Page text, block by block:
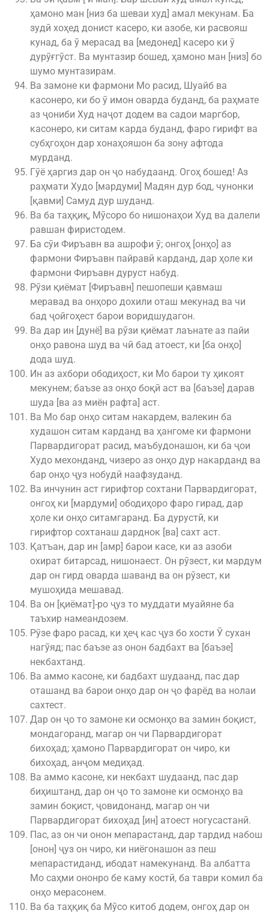
ҳамоно ман [низ ба шеваи худ] амал мекунам. Ба
зудӣ хоҳед донист касеро, ки азобе, ки расвояш
кунад, ба ӯ мерасад ва [медонед] касеро ки ӯ
дурӯғгӯст. Ва мунтазир бошед, ҳамоно ман [низ] бо
шумо мунтазирам.
Ва замоне ки фармони Мо расид, Шуайб ва
касонеро, ки бо ӯ имон оварда буданд, ба раҳмате
аз ҷониби Худ наҷот додем ва садои маргбор,
касонеро, ки ситам карда буданд, фаро гирифт ва
субҳгоҳон дар хонаҳояшон ба зону афтода
мурданд.
Гӯё ҳаргиз дар он ҷо набудаанд. Огоҳ бошед! Аз
раҳмати Худо [мардуми] Мадян дур бод, чунонки
[қавми] Самуд дур шуданд.
Ва ба таҳқиқ, Мӯсоро бо нишонаҳои Худ ва далели
равшан фиристодем.
Ба сӯи Фиръавн ва ашрофи ӯ; онгоҳ [онҳо] аз
фармони Фиръавн пайравӣ карданд, дар ҳоле ки
фармони Фиръавн дуруст набуд.
Рӯзи қиёмат [Фиръавн] пешопеши қавмаш
меравад ва онҳоро дохили оташ мекунад ва чи
бад ҷойгоҳест барои воридшудагон.
Ва дар ин [дунё] ва рӯзи қиёмат лаънате аз пайи
онҳо равона шуд ва чӣ бад атоест, ки [ба онҳо]
дода шуд.
Ин аз ахбори ободиҳост, ки Мо барои ту ҳикоят
мекунем; баъзе аз онҳо боқӣ аст ва [баъзе] дарав
шуда [ва аз миён рафта] аст.
Ва Мо бар онҳо ситам накардем, валекин ба
худашон ситам карданд ва ҳангоме ки фармони
Парвардигорат расид, маъбудонашон, ки ба ҷои
Худо мехонданд, чизеро аз онҳо дур накарданд ва
бар онҳо ҷуз нобудӣ наафзуданд.
Ва инчунин аст гирифтор сохтани Парвардигорат,
онгоҳ ки [мардуми] ободиҳоро фаро гирад, дар
ҳоле ки онҳо ситамгаранд. Ба дурустӣ, ки
гирифтор сохтанаш дарднок [ва] сахт аст.
Қатъан, дар ин [амр] барои касе, ки аз азоби
охират битарсад, нишонаест. Он рӯзест, ки мардум
дар он гирд оварда шаванд ва он рӯзест, ки
мушоҳида мешавад.
Ва он [қиёмат]-ро ҷуз то муддати муайяне ба
таъхир намеандозем.
Рӯзе фаро расад, ки ҳеҷ кас ҷуз бо хости Ӯ сухан
нагӯяд; пас баъзе аз онон бадбахт ва [баъзе]
некбахтанд.
Ва аммо касоне, ки бадбахт шудаанд, пас дар
оташанд ва барои онҳо дар он ҷо фарёд ва нолаи
сахтест.
Дар он ҷо то замоне ки осмонҳо ва замин боқист,
мондагоранд, магар он чи Парвардигорат
бихоҳад; ҳамоно Парвардигорат он чиро, ки
бихоҳад, анҷом медиҳад.
Ва аммо касоне, ки некбахт шудаанд, пас дар
биҳиштанд, дар он ҷо то замоне ки осмонҳо ва
замин боқист, ҷовидонанд, магар он чи
Парвардигорат бихоҳад [ин] атоест ногусастанӣ.
Пас, аз он чи онон мепарастанд, дар тардид набош
[онон] ҷуз он чиро, ки ниёгонашон аз пеш
мепарастиданд, ибодат намекунанд. Ва албатта
Мо саҳми ононро бе каму костӣ, ба таври комил ба
онҳо мерасонем.
Ва ба таҳқиқ ба Мӯсо китоб додем, онгоҳ дар он